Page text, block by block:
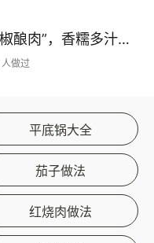
下饭菜“青椒酿肉”，香糯多汁鲜嫩下饭
做过
平底锅大全
茄子做法
红烧肉做法